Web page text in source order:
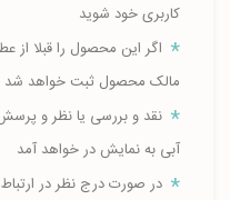
کاربری خود شوید
اگر این محصول را قبلا از
مالک محصول ثبت خواهد شد
نقد و بررسی یا نظر و
آبی به نمایش در خواهد آمد
در صورت درج نظر در